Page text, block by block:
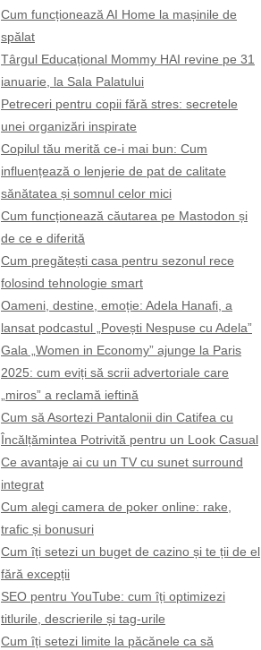
Cum funcționează AI Home la mașinile de
spălat
Târgul Educațional Mommy HAI revine pe 31
ianuarie, la Sala Palatului
Petreceri pentru copii fără stres: secretele
unei organizări inspirate
Copilul tău merită ce-i mai bun: Cum
influențează o lenjerie de pat de calitate
sănătatea și somnul celor mici
Cum funcționează căutarea pe Mastodon și
de ce e diferită
Cum pregătești casa pentru sezonul rece
folosind tehnologie smart
Oameni, destine, emoție: Adela Hanafi, a
lansat podcastul „Povești Nespuse cu Adela”
Gala „Women in Economy” ajunge la Paris
2025: cum eviți să scrii advertoriale care
„miros” a reclamă ieftină
Cum să Asortezi Pantalonii din Catifea cu
Încălțămintea Potrivită pentru un Look Casual
Ce avantaje ai cu un TV cu sunet surround
integrat
Cum alegi camera de poker online: rake,
trafic și bonusuri
Cum îți setezi un buget de cazino și te ții de el
fără excepții
SEO pentru YouTube: cum îți optimizezi
titlurile, descrierile și tag-urile
Cum îți setezi limite la păcănele ca să